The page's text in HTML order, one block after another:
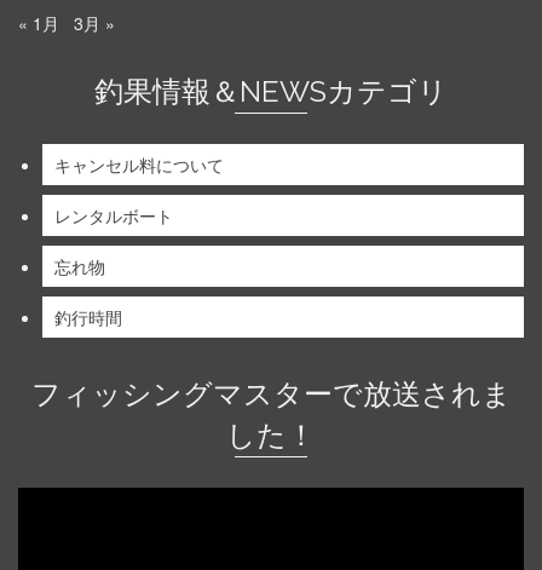
« 1月
3月 »
釣果情報＆NEWSカテゴリ
キャンセル料について
レンタルボート
忘れ物
釣行時間
フィッシングマスターで放送されま
した！